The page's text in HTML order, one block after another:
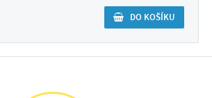
DO KOŠÍKU